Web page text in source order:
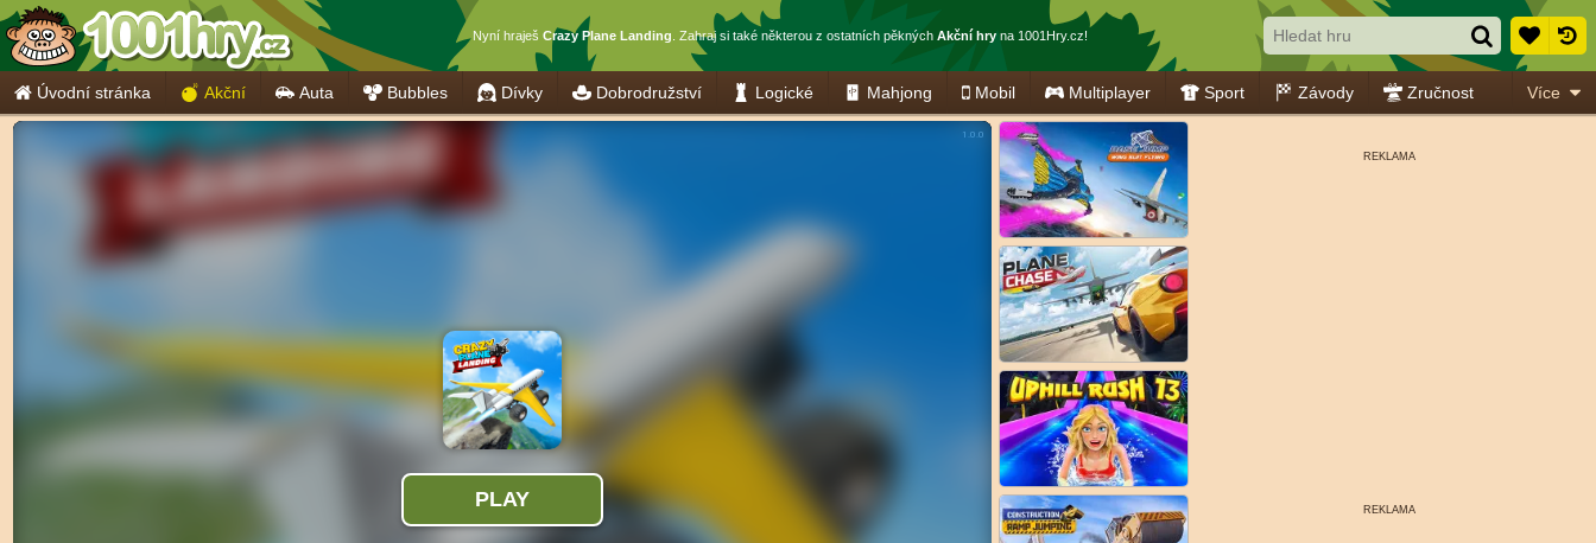
Nyní hraješ Crazy Plane Landing . Zahraj si také některou z ostatních pěkných Akční hry na 1001Hry.cz!
Úvodní stránka Akční Auta Bubbles Dívky Dobrodružství Logické Mahjong Mobil Multiplayer Sport Závody Zručnost Více